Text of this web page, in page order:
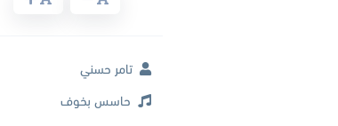
تامر حسني
حاسس بخوف